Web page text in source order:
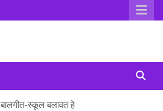
बालगीत-स्कूल बलावत हे